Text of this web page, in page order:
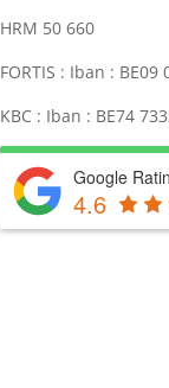
HRM 50 660
FORTIS : Iban : BE09
KBC : Iban : BE74
Google
4.6